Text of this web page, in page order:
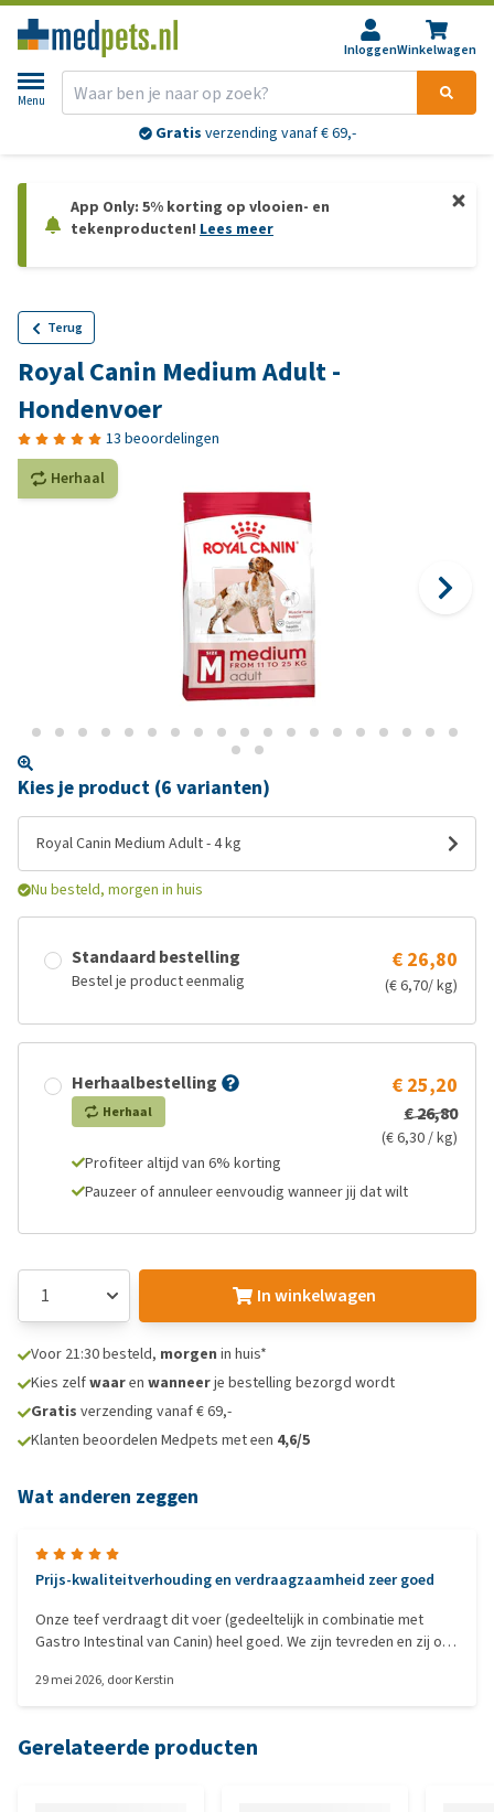
InloggenWinkelwagen
Menu
Gratis verzending vanaf € 69,-
App Only: 5% korting op vlooien- en
tekenproducten! Lees meer
Terug
Royal Canin Medium Adult -
Hondenvoer
13 beoordelingen
Herhaal
Kies je product (6 varianten)
Royal Canin Medium Adult - 4 kg
Nu besteld, morgen in huis
Standaard bestelling
Bestel je product eenmalig
€ 26,80
(€ 6,70/ kg)
Herhaalbestelling
Herhaal
€ 25,20
€ 26,80
(€ 6,30 / kg)
Profiteer altijd van 6% korting
Pauzeer of annuleer eenvoudig wanneer jij dat wilt
In winkelwagen
Voor 21:30 besteld, morgen in huis*
Kies zelfwaaren wanneerje bestelling bezorgd wordt
Gratis verzending vanaf € 69,-
Klanten beoordelen Medpets met een 4,6/5
Wat anderen zeggen
Prijs-kwaliteitverhouding en verdraagzaamheid zeer goed
Onze teef verdraagt dit voer (gedeeltelijk in combinatie met
Gastro Intestinal van Canin) heel goed. We zijn tevreden en zij ook
29 mei 2026, doorKerstin
Gerelateerde producten